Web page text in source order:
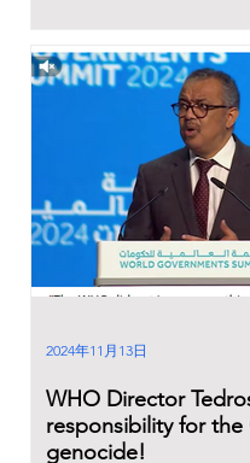
WHO Director
responsibility for the
genocide!
2024年11月13日